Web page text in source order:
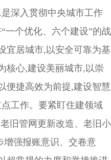
深入贯彻中央城市工作
一个优化、六个建设”的战
宜居城市,以安全可靠为基
核心,建设美丽城市,以崇
便捷高效为前提,建设智慧
工作。要紧盯住建领域
旧管网更新改造、老旧小
增强报账意识、交卷意